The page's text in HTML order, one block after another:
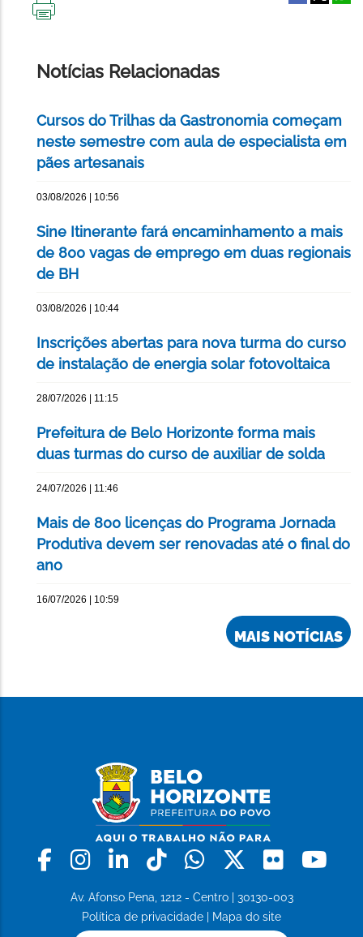
Notícias Relacionadas
Cursos do Trilhas da Gastronomia começam
neste semestre com aula de especialista em
pães artesanais
03/08/2026 | 10:56
Sine Itinerante fará encaminhamento a mais
de 800 vagas de emprego em duas regionais
de BH
03/08/2026 | 10:44
Inscrições abertas para nova turma do curso
de instalação de energia solar fotovoltaica
28/07/2026 | 11:15
Prefeitura de Belo Horizonte forma mais
duas turmas do curso de auxiliar de solda
24/07/2026 | 11:46
Mais de 800 licenças do Programa Jornada
Produtiva devem ser renovadas até o final do
ano
16/07/2026 | 10:59
MAIS NOTÍCIAS
Facebook
Instagram
LinkedinTiktokWhatsapp
X Flickr
Av. Afonso Pena, 1212 - Centro | 30130-003
Política de privacidade
Mapa do site